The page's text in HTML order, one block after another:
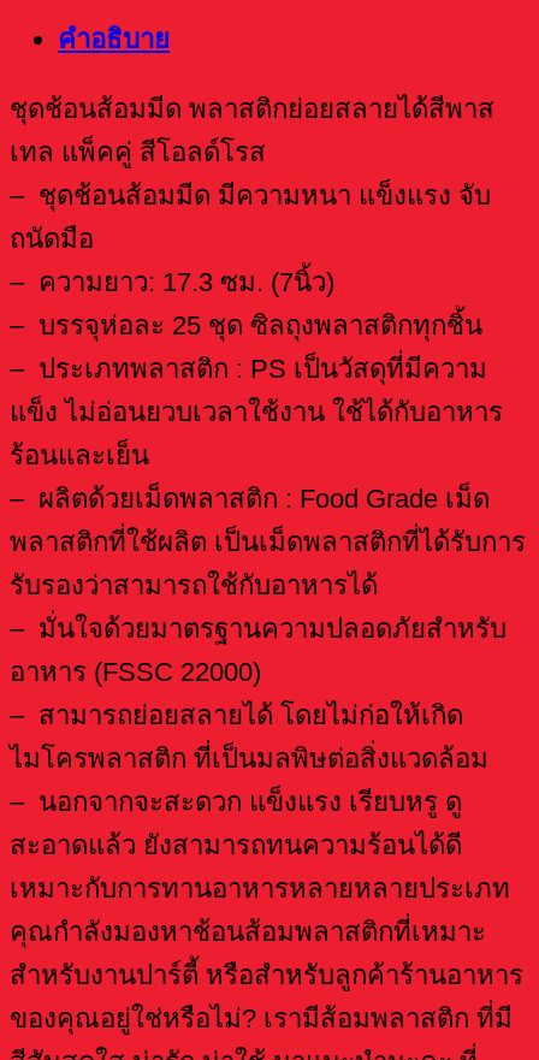
คำอธิบาย
ชุดช้อนส้อมมีด พลาสติกย่อยสลายได้สีพาส
เทล แพ็คคู่ สีโอลด์โรส
– ชุดช้อนส้อมมีด มีความหนา แข็งแรง จับ
ถนัดมือ
– ความยาว: 17.3 ซม. (7นิ้ว)
– บรรจุห่อละ 25 ชุด ซิลถุงพลาสติกทุกชิ้น
– ประเภทพลาสติก : PS เป็นวัสดุที่มีความ
แข็ง ไม่อ่อนยวบเวลาใช้งาน ใช้ได้กับอาหาร
ร้อนและเย็น
– ผลิตด้วยเม็ดพลาสติก : Food Grade เม็ด
พลาสติกที่ใช้ผลิต เป็นเม็ดพลาสติกที่ได้รับการ
รับรองว่าสามารถใช้กับอาหารได้
– มั่นใจด้วยมาตรฐานความปลอดภัยสำหรับ
อาหาร (FSSC 22000)
– สามารถย่อยสลายได้ โดยไม่ก่อให้เกิด
ไมโครพลาสติก ที่เป็นมลพิษต่อสิ่งแวดล้อม
– นอกจากจะสะดวก แข็งแรง เรียบหรู ดู
สะอาดแล้ว ยังสามารถทนความร้อนได้ดี
เหมาะกับการทานอาหารหลายหลายประเภท
คุณกำลังมองหาช้อนส้อมพลาสติกที่เหมาะ
สำหรับงานปาร์ตี้ หรือสำหรับลูกค้าร้านอาหาร
ของคุณอยู่ใช่หรือไม่? เรามีส้อมพลาสติก ที่มี